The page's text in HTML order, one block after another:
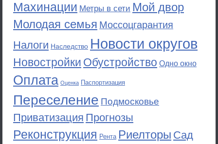
Махинации Метры в сети Мой двор
Молодая семья Моссоцгарантия
Налоги Наследство Новости округов
Новостройки Обустройство Одно окно
Оплата Оценка Паспортизация
Переселение Подмосковье
Приватизация Прогнозы
Реконструкция Рента Риелторы Сад